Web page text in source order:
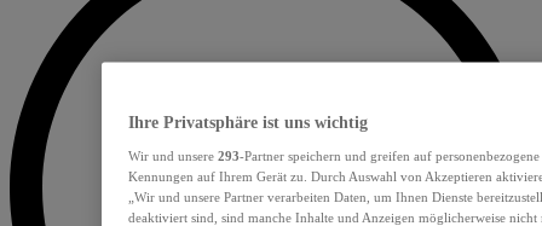
Ihre Privatsphäre ist uns wichtig
Wir und unsere 293-Partner speichern und greifen auf
Kennungen auf Ihrem Gerät zu. Durch Auswahl von Akzeptieren
„Wir und unsere Partner verarbeiten Daten, um Ihnen Dienste
deaktiviert sind, sind manche Inhalte und Anzeigen möglicherweise nicht